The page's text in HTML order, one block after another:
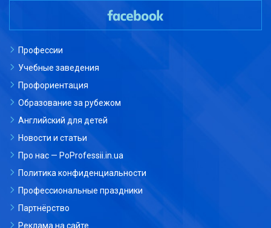
Профессии
Учебные заведения
Профориентация
Образование за рубежом
Английский для детей
Новости и статьи
Про нас — PoProfessii.in.ua
Политика конфиденциальности
Профессиональные праздники
Партнёрство
Реклама на сайте